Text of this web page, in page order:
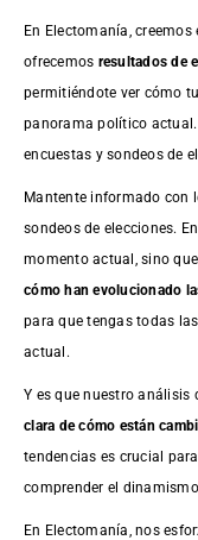
En Electomanía,
ofrecemos resultados de
permitiéndote ver cómo
panorama político
encuestas y sondeos de
Mantente informado con
sondeos de elecciones.
momento actual, sino
cómo han evolucionado
para que tengas todas
actual.
Y es que nuestro análisis
clara de cómo están
tendencias es crucial
comprender el
En Electomanía, nos